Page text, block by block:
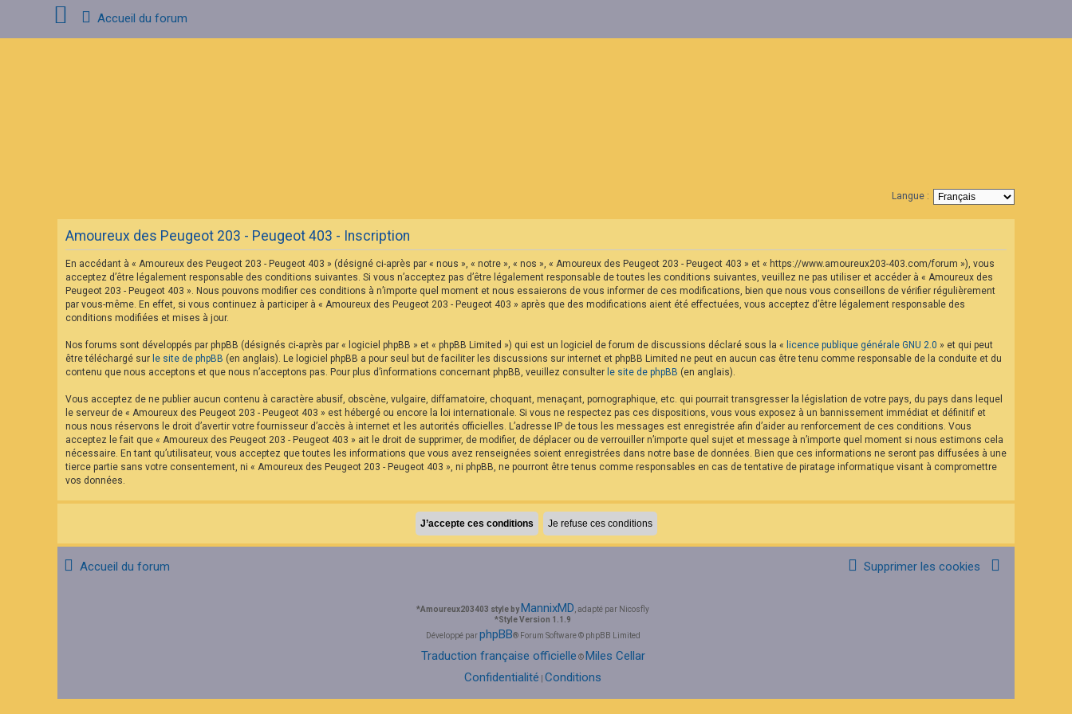
Accueil du forum
Langue :
Amoureux des Peugeot 203 - Peugeot 403 - Inscription
En accédant à « Amoureux des Peugeot 203 - Peugeot 403 » (désigné ci-après par « nous », « notre », « nos », « Amoureux des Peugeot 203 - Peugeot 403 » et « https://www.amoureux203-403.com/forum »), vous
acceptez d’être légalement responsable des conditions suivantes. Si vous n’acceptez pas d’être légalement responsable de toutes les conditions suivantes, veuillez ne pas utiliser et accéder à « Amoureux des
Peugeot 203 - Peugeot 403 ». Nous pouvons modifier ces conditions à n’importe quel moment et nous essaierons de vous informer de ces modifications, bien que nous vous conseillons de vérifier régulièrement
par vous-même. En effet, si vous continuez à participer à « Amoureux des Peugeot 203 - Peugeot 403 » après que des modifications aient été effectuées, vous acceptez d’être légalement responsable des
conditions modifiées et mises à jour.
Nos forums sont développés par phpBB (désignés ci-après par « logiciel phpBB » et « phpBB Limited ») qui est un logiciel de forum de discussions déclaré sous la « licence publique générale GNU 2.0 » et qui peut
être téléchargé sur le site de phpBB (en anglais). Le logiciel phpBB a pour seul but de faciliter les discussions sur internet et phpBB Limited ne peut en aucun cas être tenu comme responsable de la conduite et du
contenu que nous acceptons et que nous n’acceptons pas. Pour plus d’informations concernant phpBB, veuillez consulter le site de phpBB (en anglais).
Vous acceptez de ne publier aucun contenu à caractère abusif, obscène, vulgaire, diffamatoire, choquant, menaçant, pornographique, etc. qui pourrait transgresser la législation de votre pays, du pays dans lequel
le serveur de « Amoureux des Peugeot 203 - Peugeot 403 » est hébergé ou encore la loi internationale. Si vous ne respectez pas ces dispositions, vous vous exposez à un bannissement immédiat et définitif et
nous nous réservons le droit d’avertir votre fournisseur d’accès à internet et les autorités officielles. L’adresse IP de tous les messages est enregistrée afin d’aider au renforcement de ces conditions. Vous
acceptez le fait que « Amoureux des Peugeot 203 - Peugeot 403 » ait le droit de supprimer, de modifier, de déplacer ou de verrouiller n’importe quel sujet et message à n’importe quel moment si nous estimons cela
nécessaire. En tant qu’utilisateur, vous acceptez que toutes les informations que vous avez renseignées soient enregistrées dans notre base de données. Bien que ces informations ne seront pas diffusées à une
tierce partie sans votre consentement, ni « Amoureux des Peugeot 203 - Peugeot 403 », ni phpBB, ne pourront être tenus comme responsables en cas de tentative de piratage informatique visant à compromettre
vos données.
Accueil du forum Supprimer les cookies
*Amoureux203403 style byMannixMD , adapté par Nicosfly
*Style Version 1.1.9
Développé parphpBB® Forum Software © phpBB Limited
Traduction française officielle ©Miles Cellar
Confidentialité Conditions